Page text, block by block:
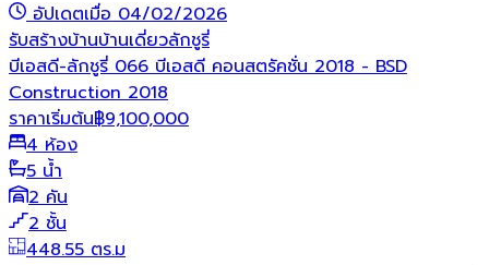
อัปเดตเมื่อ 04/02/2026
รับสร้างบ้านบ้านเดี่ยวลักชูรี่
บีเอสดี-ลักชูรี่ 066 บีเอสดี คอนสตรัคชั่น 2018 - BSD
Construction 2018
ราคาเริ่มต้น฿9,100,000
4 ห้อง
5 น้ำ
2 คัน
2 ชั้น
448.55 ตร.ม